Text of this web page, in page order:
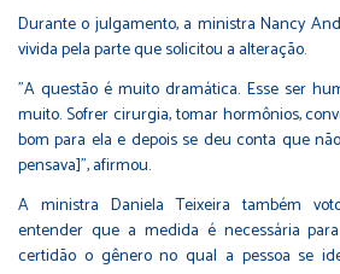
Durante o julgamento, a ministra Nancy
vivida pela parte que solicitou a alteração.
"A questão é muito dramática. Esse ser
muito. Sofrer cirurgia, tomar hormônios,
bom para ela e depois se deu conta que
pensava]", afirmou.
A ministra Daniela Teixeira também
entender que a medida é necessária
certidão o gênero no qual a pessoa se